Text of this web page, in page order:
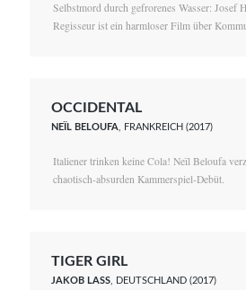
Selbstmord durch gefrorenes Wasser: Josef
Regisseur ist ein harmloser Film über
OCCIDENTAL
NEÏL BELOUFA , FRANKREICH (2017)
Italiener trinken keine Cola! Neïl Beloufa
chaotisch-absurden Kammerspiel-Debüt.
TIGER GIRL
JAKOB LASS, DEUTSCHLAND (2017)